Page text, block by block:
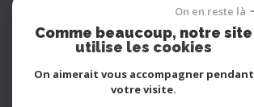
On en reste là
Comme beaucoup, notre site
utilise les cookies
On aimerait vous accompagner pendant
votre visite.